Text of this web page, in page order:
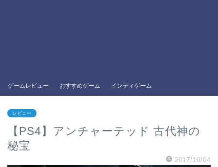
ゲームレビュー おすすめゲーム インディゲーム
レビュー
【PS4】アンチャーテッド 古代神の
秘宝
2017/10/04